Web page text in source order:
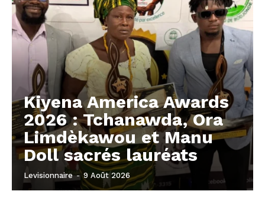
Kiyena America Awards
2026 : Tchanawda, Ora
Limdèkawou et Manu
Doll sacrés lauréats
Levisionnaire - 9 Août 2026